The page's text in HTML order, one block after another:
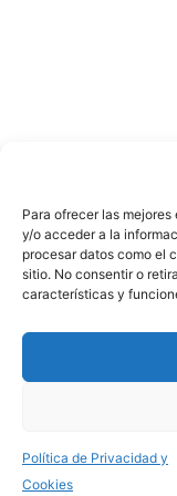
Para ofrecer las
y/o acceder a la
procesar datos como el
sitio. No consentir o
características y
Política de Privacidad y
Cookies